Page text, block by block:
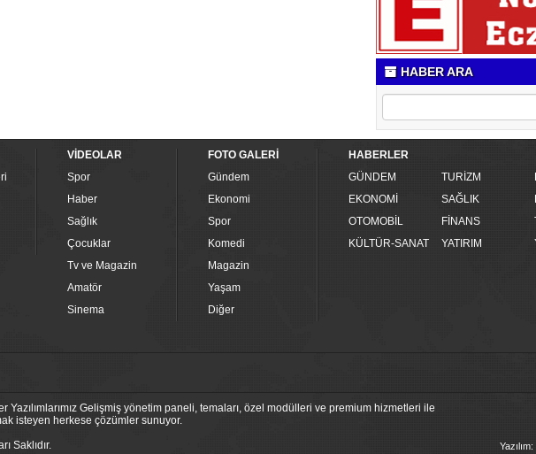
HABER ARA
VİDEOLAR
Spor
Haber
Sağlık
Çocuklar
Tv ve Magazin
Amatör
Sinema
FOTO GALERİ
Gündem
Ekonomi
Spor
Komedi
Magazin
Yaşam
Diğer
HABERLER
GÜNDEM
TURİZM
EKONOMİ
SAĞLIK
OTOMOBİL
FİNANS
KÜLTÜR-SANAT
YATIRIM
Gelişmiş yönetim paneli, temaları, özel modülleri ve premium hizmetleri ile
isteyen herkese çözümler sunuyor.
Saklıdır.